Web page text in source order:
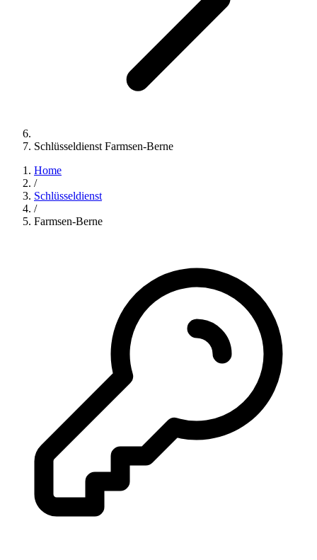
Schlüsseldienst Farmsen-Berne
Home
/
Schlüsseldienst
/
Farmsen-Berne